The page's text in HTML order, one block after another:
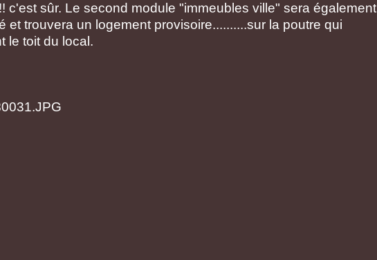
c'est sûr. Le second module "immeubles ville" sera également
et trouvera un logement provisoire..........sur la poutre qui
le toit du local.